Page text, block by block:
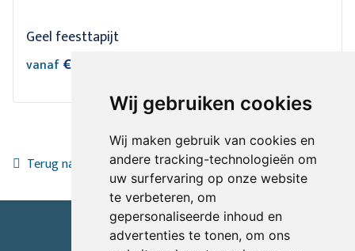
Wij gebruiken cookies
Wij maken gebruik van cookies en
andere tracking-technologieën om
uw surfervaring op onze website
te verbeteren, om
gepersonaliseerde inhoud en
advertenties te tonen, om ons
Geel feesttapijt
vanaf€ 3,09
Terug naar het overzicht
+32 (0)51 69 84 11